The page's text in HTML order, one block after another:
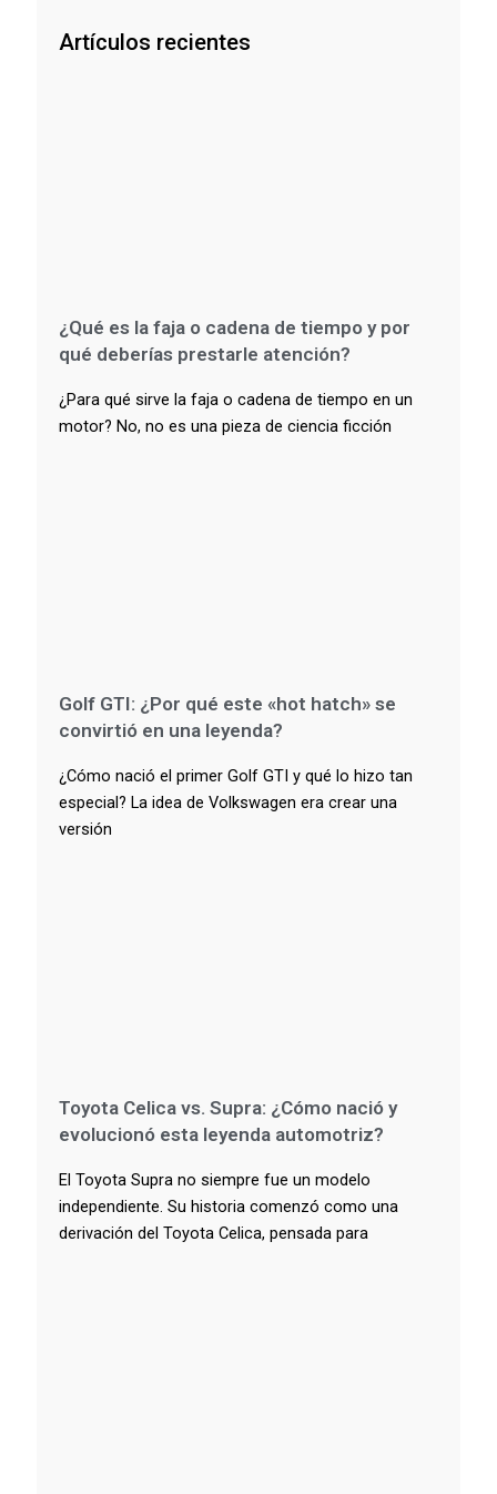
Artículos recientes
¿Qué es la faja o cadena de tiempo y por
qué deberías prestarle atención?
¿Para qué sirve la faja o cadena de tiempo en un
motor? No, no es una pieza de ciencia ficción
Golf GTI: ¿Por qué este «hot hatch» se
convirtió en una leyenda?
¿Cómo nació el primer Golf GTI y qué lo hizo tan
especial? La idea de Volkswagen era crear una
versión
Toyota Celica vs. Supra: ¿Cómo nació y
evolucionó esta leyenda automotriz?
El Toyota Supra no siempre fue un modelo
independiente. Su historia comenzó como una
derivación del Toyota Celica, pensada para